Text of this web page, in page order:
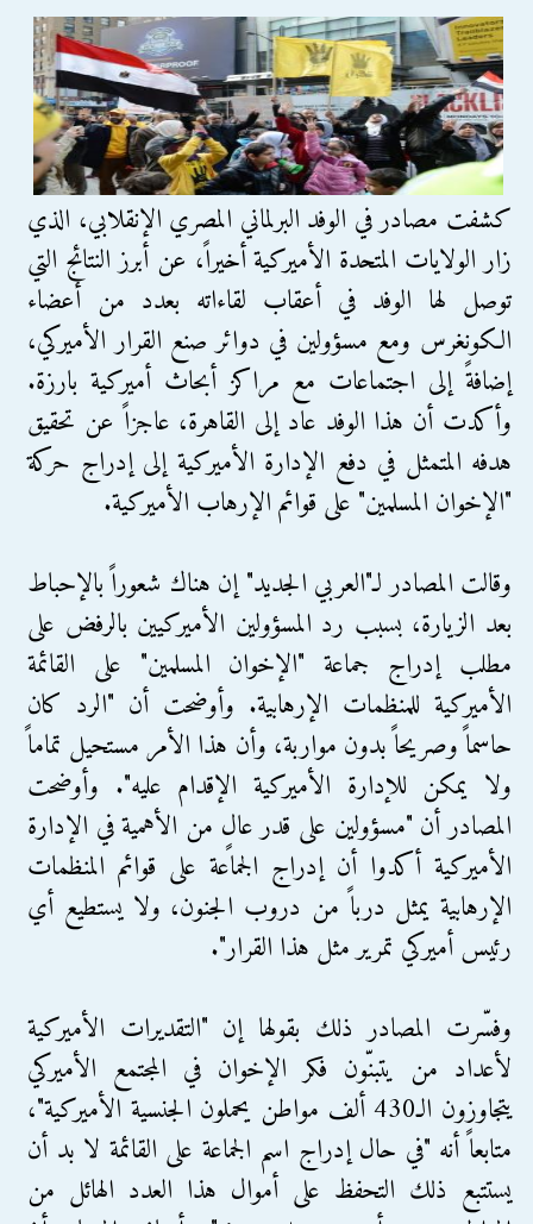
كشفت مصادر في الوفد البرلماني المصري الإنقلابي، الذي
زار الولايات المتحدة الأميركية أخيراً، عن أبرز النتائج التي
توصل لها الوفد في أعقاب لقاءاته بعدد من أعضاء
الكونغرس ومع مسؤولين في دوائر صنع القرار الأميركي،
إضافةً إلى اجتماعات مع مراكز أبحاث أميركية بارزة.
وأكدت أن هذا الوفد عاد إلى القاهرة، عاجزاً عن تحقيق
هدفه المتمثل في دفع الإدارة الأميركية إلى إدراج حركة
"الإخوان المسلمين" على قوائم الإرهاب الأميركية.
وقالت المصادر لـ"العربي الجديد" إن هناك شعوراً بالإحباط
بعد الزيارة، بسبب رد المسؤولين الأميركيين بالرفض على
مطلب إدراج جماعة "الإخوان المسلمين" على القائمة
الأميركية للمنظمات الإرهابية. وأوضحت أن "الرد كان
حاسماً وصريحاً بدون مواربة، وأن هذا الأمر مستحيل تماماً
ولا يمكن للإدارة الأميركية الإقدام عليه". وأوضحت
المصادر أن "مسؤولين على قدر عالٍ من الأهمية في الإدارة
الأميركية أكدوا أن إدراج الجماعة على قوائم المنظمات
الإرهابية يمثل درباً من دروب الجنون، ولا يستطيع أي
رئيس أميركي تمرير مثل هذا القرار".
وفسّرت المصادر ذلك بقولها إن "التقديرات الأميركية
لأعداد من يتبنّون فكر الإخوان في المجتمع الأميركي
يتجاوزون الـ430 ألف مواطن يحملون الجنسية الأميركية"،
متابعاً أنه "في حال إدراج اسم الجماعة على القائمة لا بد أن
يستتبع ذلك التحفظ على أموال هذا العدد الهائل من